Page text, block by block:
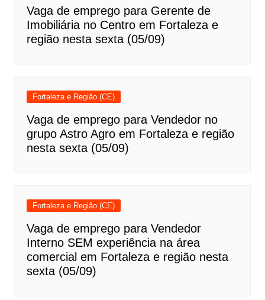
Vaga de emprego para Gerente de
Imobiliária no Centro em Fortaleza e
região nesta sexta (05/09)
Fortaleza e Região (CE)
Vaga de emprego para Vendedor no
grupo Astro Agro em Fortaleza e região
nesta sexta (05/09)
Fortaleza e Região (CE)
Vaga de emprego para Vendedor
Interno SEM experiência na área
comercial em Fortaleza e região nesta
sexta (05/09)